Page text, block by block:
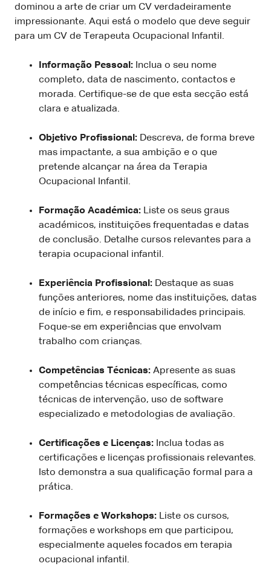
dominou a arte de criar um CV verdadeiramente
impressionante. Aqui está o modelo que deve seguir
para um CV de Terapeuta Ocupacional Infantil.
Informação Pessoal: Inclua o seu nome
completo, data de nascimento, contactos e
morada. Certifique-se de que esta secção está
clara e atualizada.
Objetivo Profissional: Descreva, de forma breve
mas impactante, a sua ambição e o que
pretende alcançar na área da Terapia
Ocupacional Infantil.
Formação Académica: Liste os seus graus
académicos, instituições frequentadas e datas
de conclusão. Detalhe cursos relevantes para a
terapia ocupacional infantil.
Experiência Profissional: Destaque as suas
funções anteriores, nome das instituições, datas
de início e fim, e responsabilidades principais.
Foque-se em experiências que envolvam
trabalho com crianças.
Competências Técnicas: Apresente as suas
competências técnicas específicas, como
técnicas de intervenção, uso de software
especializado e metodologias de avaliação.
Certificações e Licenças: Inclua todas as
certificações e licenças profissionais relevantes.
Isto demonstra a sua qualificação formal para a
prática.
Formações e Workshops: Liste os cursos,
formações e workshops em que participou,
especialmente aqueles focados em terapia
ocupacional infantil.